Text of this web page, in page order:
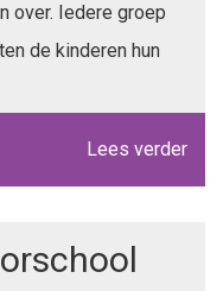
over. Iedere groep
de kinderen hun
Lees verder